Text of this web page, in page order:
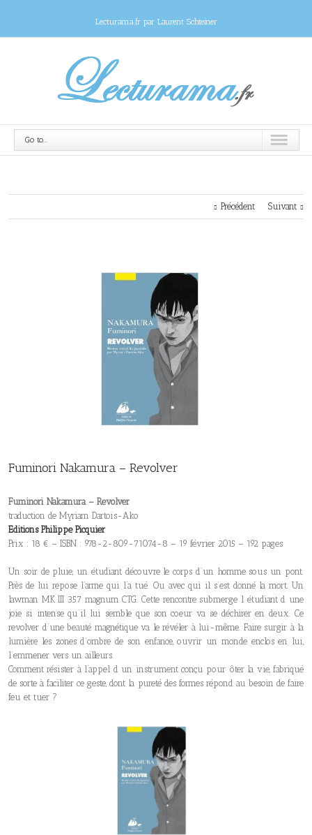
Lecturama.fr par Laurent Schteiner
Go to...
Précédent Suivant
Fuminori Nakamura – Revolver
Fuminori Nakamura – Revolver
traduction de Myriam Dartois-Ako
Editions Philippe Picquier
Prix : 18 € – ISBN : 978-2-809-71074-8 – 19 février 2015 – 192 pages
Un soir de pluie, un étudiant découvre le corps d’un homme sous un pont.
Près de lui repose l’arme qui l’a tué. Ou avec qui il s’est donné la mort. Un
lawman MK III 357 magnum CTG. Cette rencontre submerge l étudiant d une
joie si intense qu’il lui semble que son coeur va se déchirer en deux. Ce
revolver d’une beauté magnétique va le révéler à lui-même. Faire surgir à la
lumière les zones d’ombre de son enfance, ouvrir un monde enclos en lui,
l’emmener vers un ailleurs.
Comment résister à l’appel d un instrument conçu pour ôter la vie, fabriqué
de sorte à faciliter ce geste, dont la pureté des formes répond au besoin de faire
feu et tuer ?